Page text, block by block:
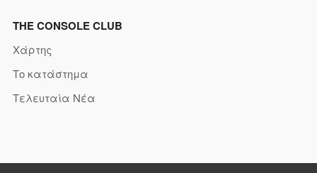
THE CONSOLE CLUB
Χάρτης
Το κατάστημα
Τελευταία Νέα